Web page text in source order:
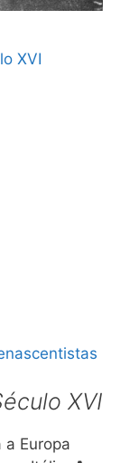
XVI
XVI
Europa